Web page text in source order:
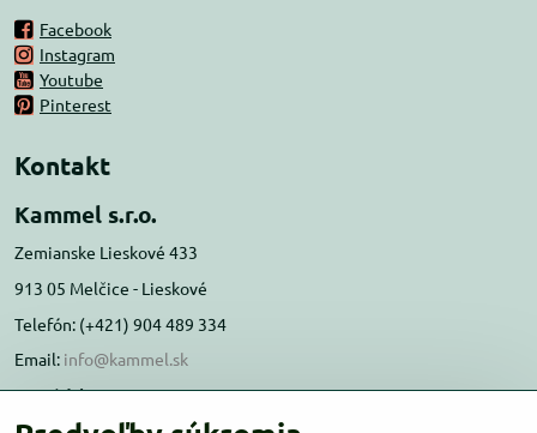
Facebook
Instagram
Youtube
Pinterest
Kontakt
Kammel s.r.o.
Zemianske Lieskové 433
913 05 Melčice - Lieskové
Telefón: (+421) 904 489 334
Email: info@kammel.sk
Prevádzka: